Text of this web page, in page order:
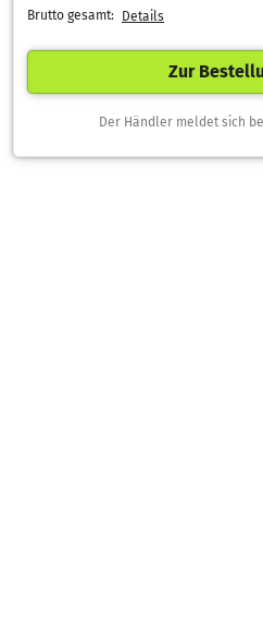
Brutto gesamt: Details
Zur
Der Händler meldet sich